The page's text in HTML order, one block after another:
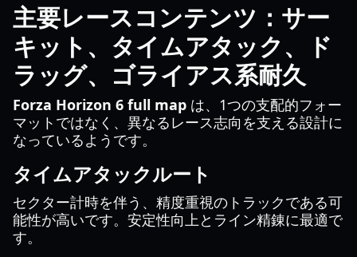
主要レースコンテンツ：サー
キット、タイムアタック、ド
ラッグ、ゴライアス系耐久
Forza Horizon 6 full map は、1つの支配的フォー
マットではなく、異なるレース志向を支える設計に
なっているようです。
タイムアタックルート
セクター計時を伴う、精度重視のトラックである可
能性が高いです。安定性向上とライン精錬に最適で
す。